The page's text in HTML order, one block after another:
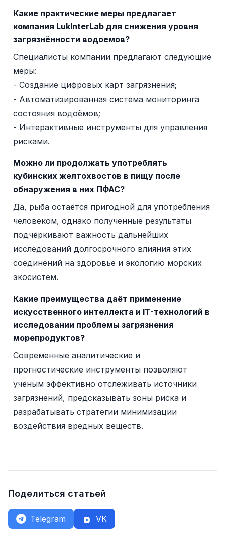
Какие практические меры предлагает
компания LukInterLab для снижения уровня
загрязнённости водоемов?
Специалисты компании предлагают следующие
меры:
- Создание цифровых карт загрязнения;
- Автоматизированная система мониторинга
состояния водоёмов;
- Интерактивные инструменты для управления
рисками.
Можно ли продолжать употреблять
кубинских желтохвостов в пищу после
обнаружения в них ПФАС?
Да, рыба остаётся пригодной для употребления
человеком, однако полученные результаты
подчёркивают важность дальнейших
исследований долгосрочного влияния этих
соединений на здоровье и экологию морских
экосистем.
Какие преимущества даёт применение
искусственного интеллекта и IT-технологий в
исследовании проблемы загрязнения
морепродуктов?
Современные аналитические и
прогностические инструменты позволяют
учёным эффективно отслеживать источники
загрязнений, предсказывать зоны риска и
разрабатывать стратегии минимизации
воздействия вредных веществ.
Поделиться статьей
Telegram VK